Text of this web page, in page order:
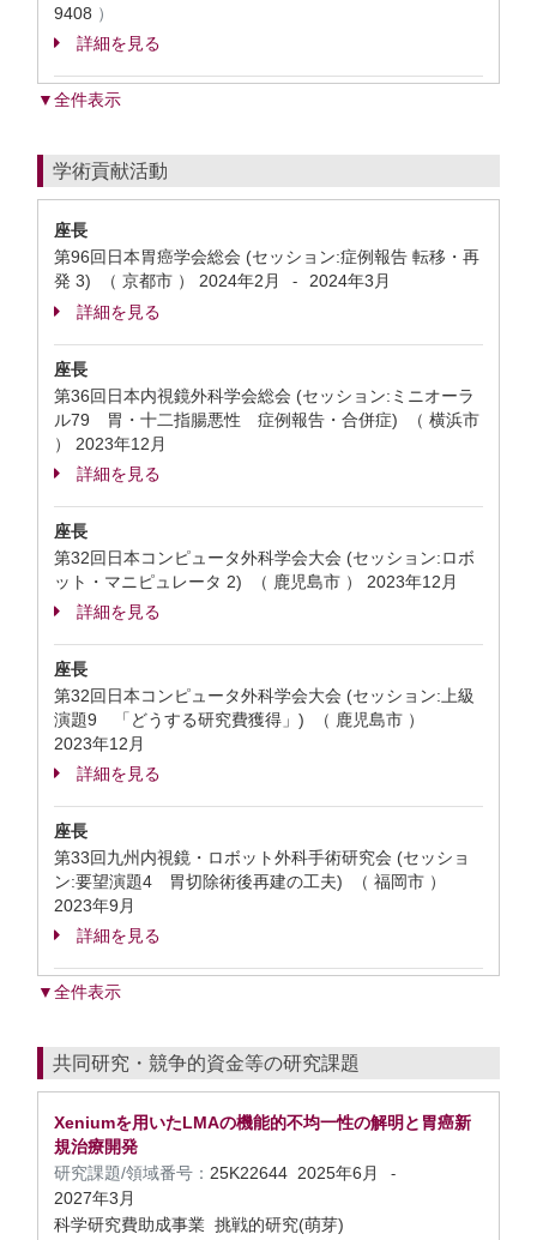
9408 ）
詳細を見る
▼全件表示
学術貢献活動
座長
第96回日本胃癌学会総会 (セッション:症例報告 転移・再
発 3) （ 京都市 ） 2024年2月 -
2024年3月
詳細を見る
座長
第36回日本内視鏡外科学会総会 (セッション:ミニオーラ
ル79 胃・十二指腸悪性 症例報告・合併症) （ 横浜市
） 2023年12月
詳細を見る
座長
第32回日本コンピュータ外科学会大会 (セッション:ロボ
ット・マニピュレータ 2) （ 鹿児島市 ） 2023年12月
詳細を見る
座長
第32回日本コンピュータ外科学会大会 (セッション:上級
演題9 「どうする研究費獲得」) （ 鹿児島市 ）
2023年12月
詳細を見る
座長
第33回九州内視鏡・ロボット外科手術研究会 (セッショ
ン:要望演題4 胃切除術後再建の工夫) （ 福岡市 ）
2023年9月
詳細を見る
▼全件表示
共同研究・競争的資金等の研究課題
Xeniumを用いたLMAの機能的不均一性の解明と胃癌新
規治療開発
研究課題/領域番号： 25K22644 2025年6月 -
2027年3月
科学研究費助成事業 挑戦的研究(萌芽)